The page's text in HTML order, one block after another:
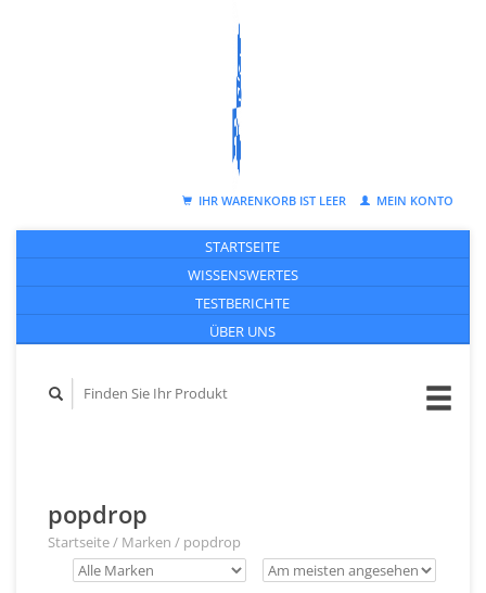
IHR WARENKORB IST LEER MEIN KONTO
STARTSEITE
WISSENSWERTES
TESTBERICHTE
ÜBER UNS
popdrop
Startseite/ Marken / popdrop